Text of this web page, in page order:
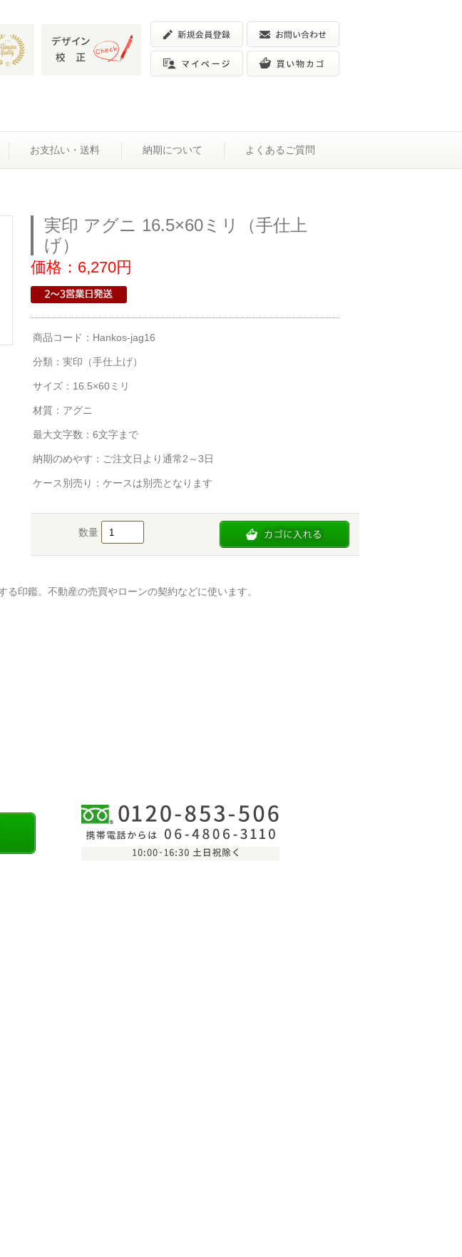
お支払い・送料 納期について よくあるご質問
実印 アグニ 16.5×60ミリ（手仕上
げ）
価格：6,270円
商品コード：Hankos-jag16
分類： 実印（手仕上げ）
サイズ：16.5×60ミリ
材質：アグニ
最大文字数：6文字まで
納期のめやす：ご注文日より通常2～3日
ケース別売り：ケースは別売となります
数量
印鑑。不動産の売買やローンの契約などに使います。